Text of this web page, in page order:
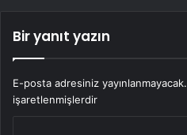
Bir yanıt yazın
E-posta adresiniz yayınlanmayacak.
işaretlenmişlerdir